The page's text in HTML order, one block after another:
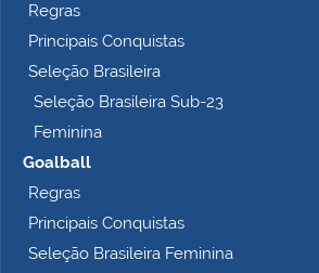
Regras
Principais Conquistas
Seleção Brasileira
Seleção Brasileira Sub-23
Feminina
Goalball
Regras
Principais Conquistas
Seleção Brasileira Feminina